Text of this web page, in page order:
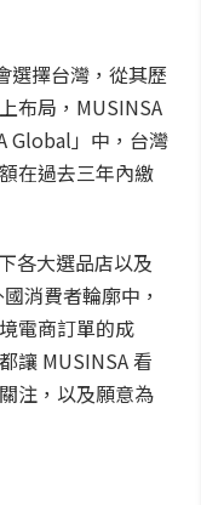
選擇台灣，從其歷
布局，MUSINSA
Global」中，台灣
在過去三年內繳
各大選品店以及
消費者輪廓中，
電商訂單的成
讓 MUSINSA 看
注，以及願意為